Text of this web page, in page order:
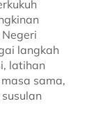
langkah
latihan
sama,